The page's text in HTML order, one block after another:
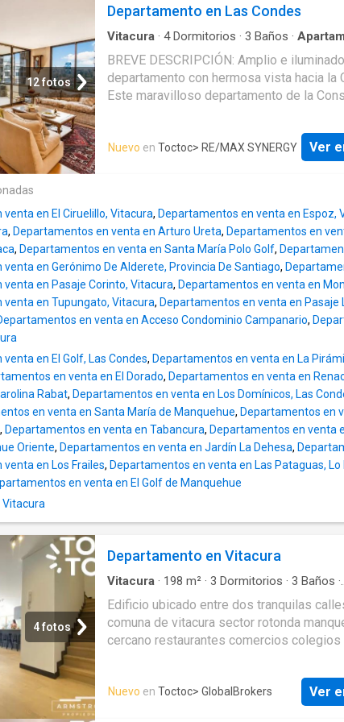
de una sala de juegos y gimnasio.
Superficie total: 500 M2 - Superficie
M2 - 5 Dormitorio - 5 Baños - 4
pisos Distribución: Primer Piso: -Amplio
hall de entrada. -Gran salón y comedor
ambos con acceso a una espaciosa
en suite con salida a la terraza baño de
jacuzzi walk-in closet y pequeña sala
Segunda cocina para repostería -Dos
servicio con un baño comp
12 fotos
Departamento en Las Condes
Vitacura · 4Dormitorios · 3 Baños ·
Zona de secado
Calefacción·Trastero
BREVE DESCRIPCIÓN: Amplio e iluminado
departamento con hermosa vista hacia la
Este maravilloso departamento de la
almacenamientos 3 baños amplia cocina
comedor de diario y espaciosa logia
terraza: 5 Orientación: Norponiente
320.000 CLP aprox Contribuciones:
Inmobiliaria: Almagro DISTRIBUCIÓN:
Living comedor con salida a terraza.
tamaño totalmente equipada con
Logia con espacio suficiente para
secadora de ropa. Amplio dormitorio
servicio con baño y closet el cual puede
como escritorio. 3 baños.
Salón de eventos. Gimnasio. Piscina.
Lavandería. Zona de encomiendas. Estaci
Nuevo en Toctoc> RE/MAX SYNERGY Ver
en El Ciruelillo, Vitacura, Departamentos en venta en Espoz,
, Departamentos en venta en Arturo Ureta, Departamentos en
, Departamentos en venta en Santa María Polo Golf,
en Gerónimo De Alderete, Provincia De Santiago,
venta en Pasaje Corinto, Vitacura, Departamentos en venta en
venta en Tupungato, Vitacura, Departamentos en venta en Pasaje
en venta en Acceso Condominio Campanario,
en El Golf, Las Condes, Departamentos en venta en La
en venta en El Dorado, Departamentos en venta en
Rabat, Departamentos en venta en Los Domínicos, Las
en venta en Santa María de Manquehue, Departamentos en
, Departamentos en venta en Tabancura, Departamentos en venta
Oriente, Departamentos en venta en Jardín La Dehesa,
en Los Frailes, Departamentos en venta en Las Pataguas, Lo
en venta en El Golf de Manquehue
Vitacura
4 fotos
Departamento en Vitacura
Vitacura · 198 m² · 3 Dormitorios · 3 Baños ·
Apartamento
Estacionamiento ·Terraza· Gimnasio·
Edificio ubicado entre dos tranquilas
comuna de vitacura sector rotonda
cercano restaurantes comercios colegios
de Polo y equitación San Cristóbal sport
Club Manquehue. El edificio solo tiene 4
total de 33 departamentos por lo que no
Nuevo en Toctoc> GlobalBrokers Ver